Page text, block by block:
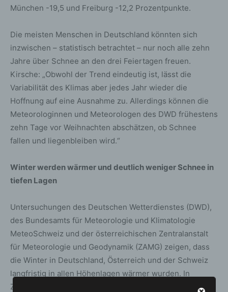
München -19,5 und Freiburg -12,2 Prozentpunkte.
Die meisten Menschen in Deutschland könnten sich
inzwischen – statistisch betrachtet – nur noch alle zehn
Jahre über Schnee an den drei Feiertagen freuen.
Kirsche: „Obwohl der Trend eindeutig ist, lässt die
Variabilität des Klimas aber jedes Jahr wieder die
Hoffnung auf eine Ausnahme zu. Allerdings können die
Meteorologinnen und Meteorologen des DWD frühestens
zehn Tage vor Weihnachten abschätzen, ob Schnee
fallen und liegenbleiben wird.“
Winter werden wärmer und deutlich weniger Schnee in
tiefen Lagen
Untersuchungen des Deutschen Wetterdienstes (DWD),
des Bundesamts für Meteorologie und Klimatologie
MeteoSchweiz und der österreichischen Zentralanstalt
für Meteorologie und Geodynamik (ZAMG) zeigen, dass
die Winter in Deutschland, Österreich und der Schweiz
langfristig in allen Höhenlagen wärmer wurden. In
Zukunft setze sich dieser Trend mit großer